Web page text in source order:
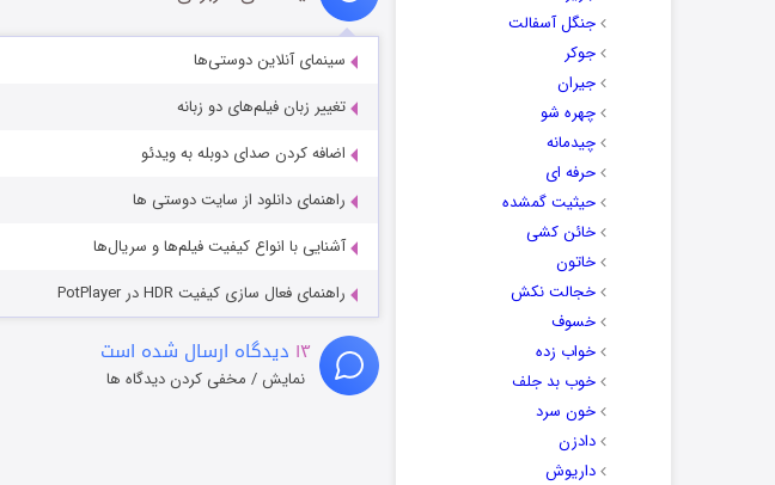
جنگل آسفالت
جوکر
جیران
چهره شو
چیدمانه
حرفه ای
حیثیت گمشده
خائن کشی
خاتون
خجالت نکش
خسوف
خواب زده
خوب بد جلف
خون سرد
دادزن
داریوش
سینمای آنلاین دوستی‌ها
تغییر زبان فیلم‌های دو زبانه
اضافه کردن صدای دوبله به ویدئو
راهنمای دانلود از سایت دوستی ها
آشنایی با انواع کیفیت فیلم‌ها و سریال‌ها
راهنمای فعال سازی کیفیت HDR در PotPlayer
۱۳ دیدگاه ارسال شده است
نمایش / مخفی کردن دیدگاه ها